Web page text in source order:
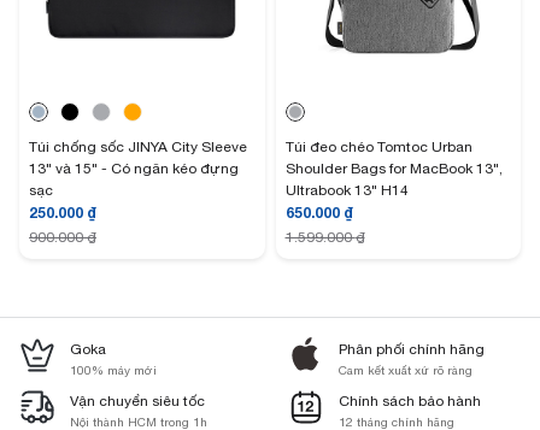
Túi chống sốc JINYA City Sleeve
13" và 15" - Có ngăn kéo đựng
sạc
250.000 ₫
900.000₫
Túi đeo chéo Tomtoc Urban
Shoulder Bags for MacBook 13",
Ultrabook 13" H14
650.000 ₫
1.599.000₫
Goka
100% máy mới
Phân phối chính hãng
Cam kết xuất xứ rõ ràng
Vận chuyển siêu tốc
Nội thành HCM trong 1h
Chính sách bảo hành
12 tháng chính hãng